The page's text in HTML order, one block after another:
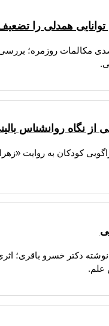
همدلی را
گزارش نشریه آتلانتیک درباره کاهش ۲۸
از نگاه روانشناس
کودکان به روایت
دکتر خسرو باقری؛
علم.